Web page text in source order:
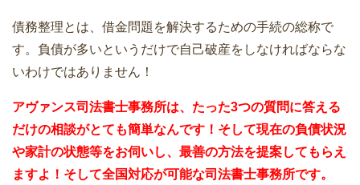
債務整理とは、借金問題を解決するための手続の総称で
す。負債が多いというだけで自己破産をしなければならな
いわけではありません！
アヴァンス司法書士事務所は、 たった3つの質問に答える
だけの相談がとても簡単なんです！そして現在の負債状況
や家計の状態等をお伺いし、最善の方法を提案してもらえ
ますよ！そして全国対応が可能な司法書士事務所です。